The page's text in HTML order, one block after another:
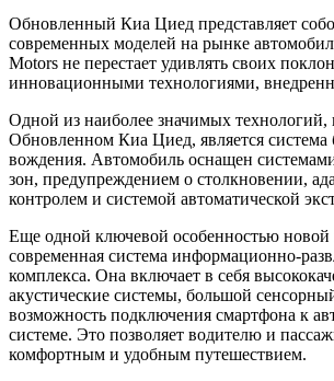
Обновленный Киа Циед представляет
современных моделей на рынке
Motors не перестает удивлять своих
инновационными технологиями,
Одной из наиболее значимых
Обновленном Киа Циед, является система
вождения. Автомобиль оснащен
зон, предупреждением о столкновении,
контролем и системой автоматической
Еще одной ключевой особенностью новой
современная система информационно-
комплекса. Она включает в себя
акустические системы, большой
возможность подключения смартфона к
системе. Это позволяет водителю и
комфортным и удобным путешествием.